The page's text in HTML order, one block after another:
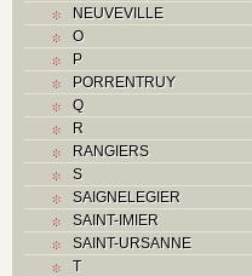
NEUVEVILLE
O
P
PORRENTRUY
Q
R
RANGIERS
S
SAIGNELEGIER
SAINT-IMIER
SAINT-URSANNE
T